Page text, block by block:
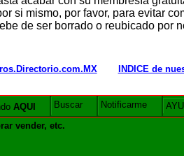
si mismo, por favor, para evitar
de ser borrado o reubicado por
INDICE de
AQUI Buscar Notificarme
vender, etc.